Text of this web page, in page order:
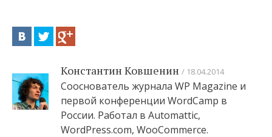
Константин Ковшенин 18.04.2014
Сооснователь журнала WP Magazine и
первой конференции WordCamp в
России. Работал в Automattic,
WordPress.com, WooCommerce.